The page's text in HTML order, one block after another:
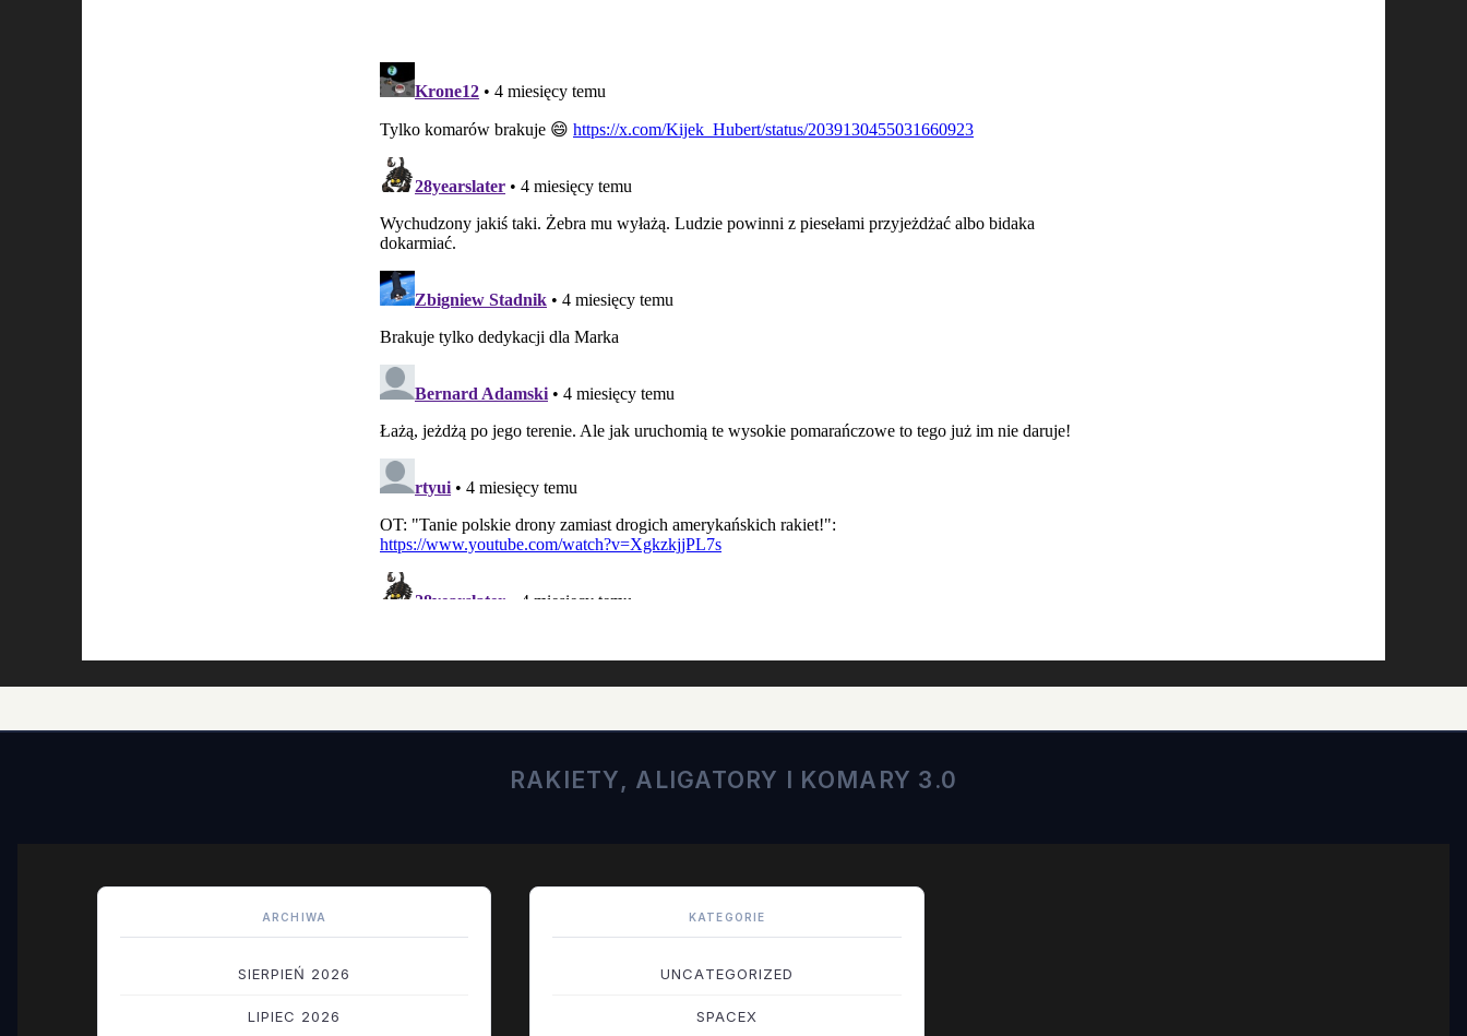
RAKIETY, ALIGATORY I KOMARY 3.0
ARCHIWA
SIERPIEŃ 2026
LIPIEC 2026
KATEGORIE
UNCATEGORIZED
SPACEX